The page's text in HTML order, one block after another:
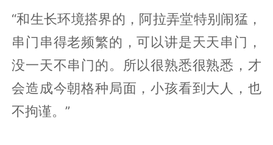
“和生长环境搭界的，阿拉弄堂特别闹猛，
串门串得老频繁的，可以讲是天天串门，
没一天不串门的。所以很熟悉很熟悉，才
会造成今朝格种局面，小孩看到大人，也
不拘谨。”